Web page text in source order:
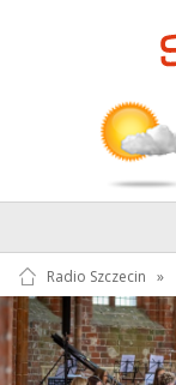
Radio Szczecin »